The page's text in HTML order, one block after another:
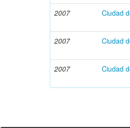
2007 Ciudad
2007
Ciudad
2007
Ciudad